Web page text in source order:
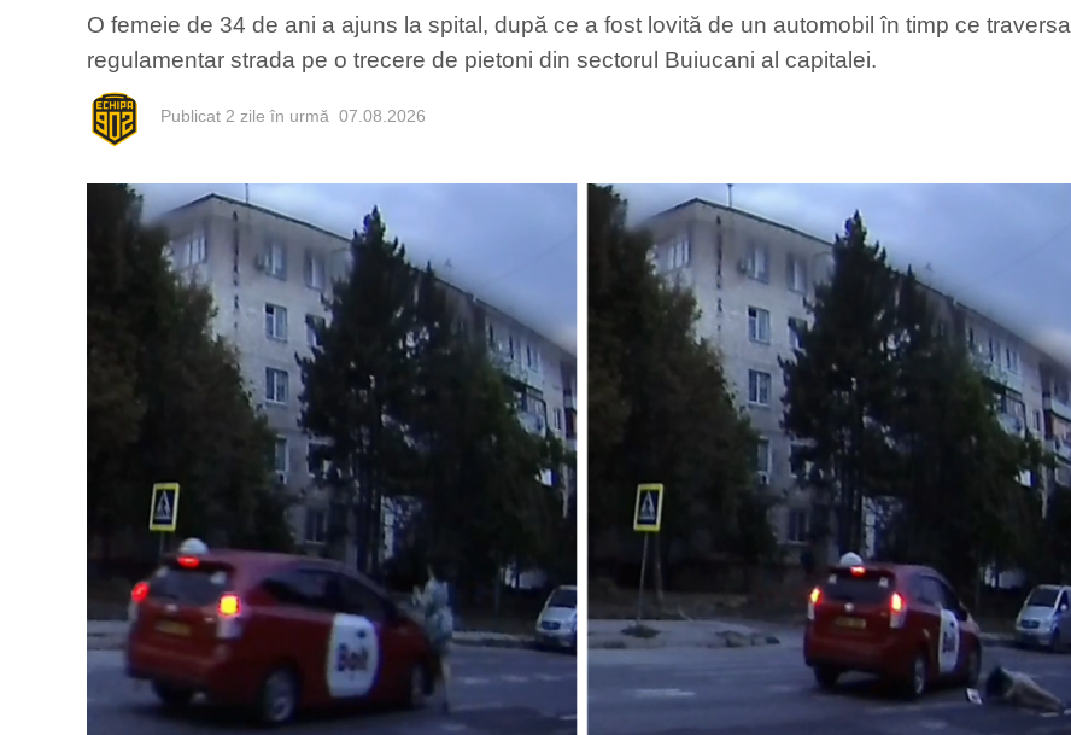
O femeie de 34 de ani a ajuns la spital, după ce a fost lovită de un automobil în timp ce traversa
regulamentar strada pe o trecere de pietoni din sectorul Buiucani al capitalei.
Publicat 2 zile în urmă 07.08.2026